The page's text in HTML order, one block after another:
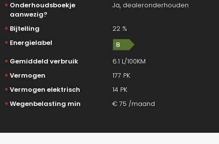
Onderhoudsboekje
aanwezig?
Ja, dealeronderhouden
Bijtelling
22 %
Energielabel
Gemiddeld verbruik
6.1 L/100KM
Vermogen
177 PK
Vermogen elektrisch
14 PK
Wegenbelasting min
€ 75 /maand